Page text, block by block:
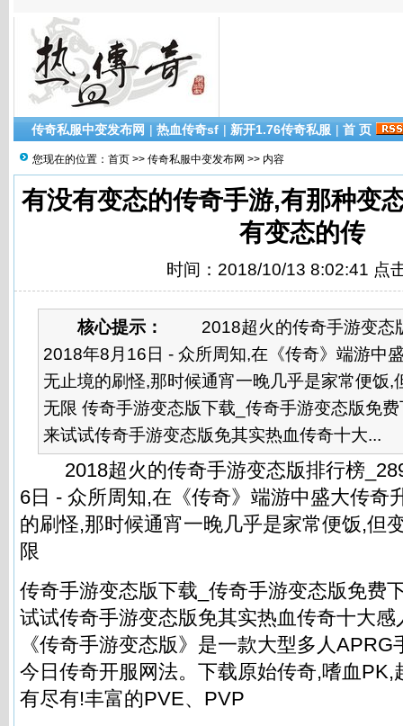
传奇私服中变发布网 | 热血传奇sf | 新开1.76传奇私服 | 首 页
您现在的位置： 首页 >> 传奇私服中变发布网 >> 内容
有没有变态的传奇手游,有那种变
有变态的传
时间：2018/10/13 8:02:41 点
核心提示：
2018超火的传奇手游变态
2018年8月16日 - 众所周知,在《传奇》端游中
无止境的刷怪,那时候通宵一晚几乎是家常便饭,
无限 传奇手游变态版下载_传奇手游变态版免
来试试传奇手游变态版免其实热血传奇十大...
2018超火的传奇手游变态版排行榜
6日 - 众所周知,在《传奇》端游中盛大传奇
的刷怪,那时候通宵一晚几乎是家常便饭,但
限
传奇手游变态版下载_传奇手游变态版免费
试试传奇手游变态版免其实热血传奇十大感
《传奇手游变态版》是一款大型多人
今日传奇开服网法。下载原始传奇,嗜血PK,
有尽有!丰富的PVE、PVP